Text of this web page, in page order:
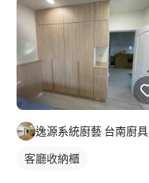
逸源系統廚藝 台南廚具
客廳收納櫃